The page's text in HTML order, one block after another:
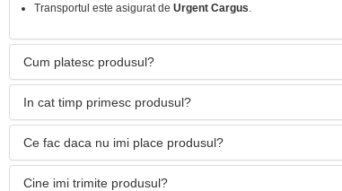
Transportul este asigurat de Urgent Cargus.
Cum platesc produsul?
In cat timp primesc produsul?
Ce fac daca nu imi place produsul?
Cine imi trimite produsul?